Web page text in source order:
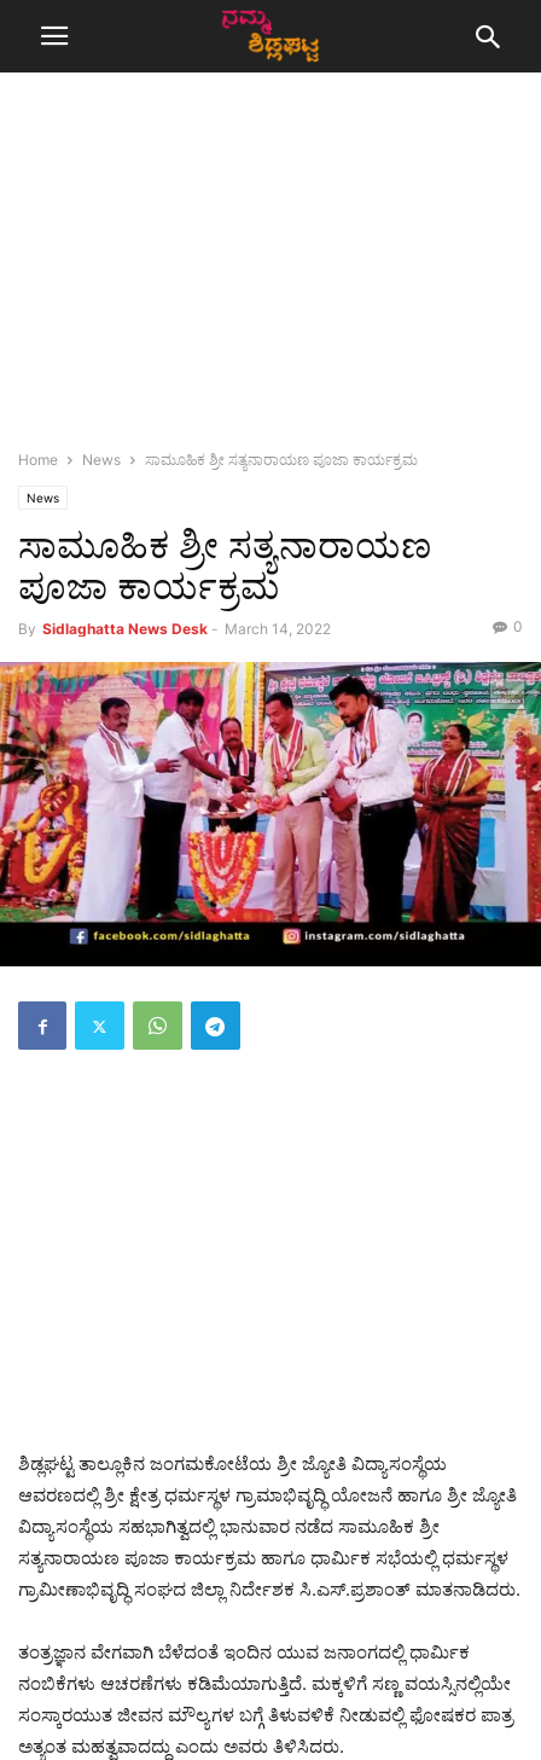
Home News ಸಾಮೂಹಿಕ ಶ್ರೀ ಸತ್ಯನಾರಾಯಣ ಪೂಜಾ ಕಾರ್ಯಕ್ರಮ
News
ಸಾಮೂಹಿಕ ಶ್ರೀ ಸತ್ಯನಾರಾಯಣ
ಪೂಜಾ ಕಾರ್ಯಕ್ರಮ
By Sidlaghatta News Desk - March 14, 2022 0
ಶಿಡ್ಲಘಟ್ಟ ತಾಲ್ಲೂಕಿನ ಜಂಗಮಕೋಟೆಯ ಶ್ರೀ ಜ್ಯೋತಿ ವಿದ್ಯಾಸಂಸ್ಥೆಯ
ಆವರಣದಲ್ಲಿ ಶ್ರೀ ಕ್ಷೇತ್ರ ಧರ್ಮಸ್ಥಳ ಗ್ರಾಮಾಭಿವೃದ್ಧಿ ಯೋಜನೆ ಹಾಗೂ ಶ್ರೀ ಜ್ಯೋತಿ
ವಿದ್ಯಾಸಂಸ್ಥೆಯ ಸಹಭಾಗಿತ್ವದಲ್ಲಿ ಭಾನುವಾರ ನಡೆದ ಸಾಮೂಹಿಕ ಶ್ರೀ
ಸತ್ಯನಾರಾಯಣ ಪೂಜಾ ಕಾರ್ಯಕ್ರಮ ಹಾಗೂ ಧಾರ್ಮಿಕ ಸಭೆಯಲ್ಲಿ ಧರ್ಮಸ್ಥಳ
ಗ್ರಾಮೀಣಾಭಿವೃದ್ಧಿ ಸಂಘದ ಜಿಲ್ಲಾ ನಿರ್ದೇಶಕ ಸಿ.ಎಸ್.ಪ್ರಶಾಂತ್ ಮಾತನಾಡಿದರು.
ತಂತ್ರಜ್ಞಾನ ವೇಗವಾಗಿ ಬೆಳೆದಂತೆ ಇಂದಿನ ಯುವ ಜನಾಂಗದಲ್ಲಿ ಧಾರ್ಮಿಕ
ನಂಬಿಕೆಗಳು ಆಚರಣೆಗಳು ಕಡಿಮೆಯಾಗುತ್ತಿದೆ. ಮಕ್ಕಳಿಗೆ ಸಣ್ಣ ವಯಸ್ಸಿನಲ್ಲಿಯೇ
ಸಂಸ್ಕಾರಯುತ ಜೀವನ ಮೌಲ್ಯಗಳ ಬಗ್ಗೆ ತಿಳುವಳಿಕೆ ನೀಡುವಲ್ಲಿ ಫೋಷಕರ ಪಾತ್ರ
ಅತ್ಯಂತ ಮಹತ್ವವಾದದ್ದು ಎಂದು ಅವರು ತಿಳಿಸಿದರು.